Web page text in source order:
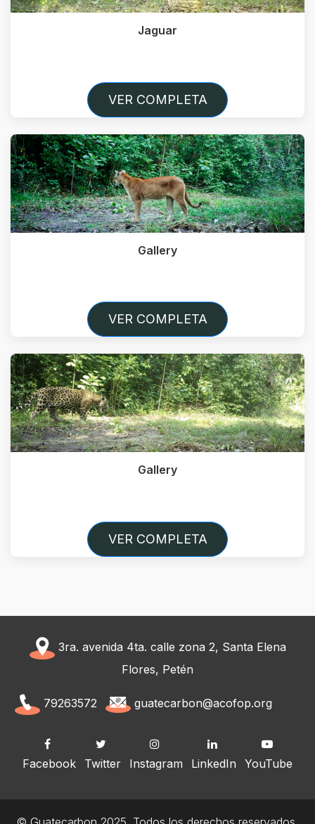
Jaguar
VER COMPLETA
Gallery
VER COMPLETA
Gallery
VER COMPLETA
3ra. avenida 4ta. calle zona 2, Santa Elena
Flores, Petén
79263572 guatecarbon@acofop.org
Facebook Twitter Instagram LinkedIn YouTube